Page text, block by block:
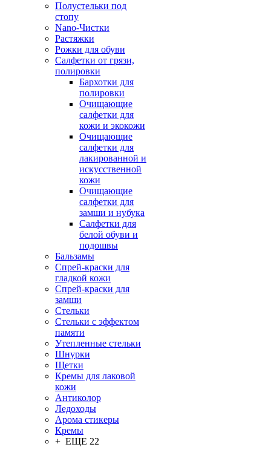
Полустельки под
стопу
Nano-Чистки
Растяжки
Рожки для обуви
Салфетки от грязи,
полировки
Бархотки для
полировки
Очищающие
салфетки для
кожи и экокожи
Очищающие
салфетки для
лакированной и
искусственной
кожи
Очищающие
салфетки для
замши и нубука
Салфетки для
белой обуви и
подошвы
Бальзамы
Спрей-краски для
гладкой кожи
Спрей-краски для
замши
Стельки
Стельки с эффектом
памяти
Утепленные стельки
Шнурки
Щетки
Кремы для лаковой
кожи
Антиколор
Ледоходы
Арома стикеры
Кремы
+ ЕЩЕ 22